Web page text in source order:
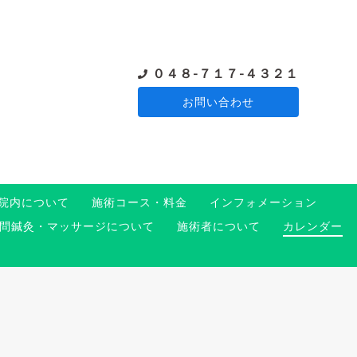
０４８-７１７-４３２１
お問い合わせ
内について 施術コース・料金
インフォメーション
問鍼灸・マッサージについて 施術者について
カレンダー